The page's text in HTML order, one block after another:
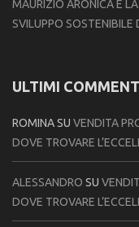
MAURIZIO ARONICA E
SVILUPPO SOSTENIBILE
ULTIMI
ROMINASU VENDITA
DOVE TROVARE
ALESSANDRO SU
DOVE TROVARE